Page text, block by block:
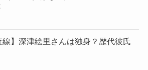
線】深津絵里さんは独身？歴代彼氏